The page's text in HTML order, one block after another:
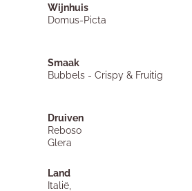
Wijnhuis
Domus-Picta
Smaak
Bubbels - Crispy & Fruitig
Druiven
Reboso
Glera
Land
Italië,